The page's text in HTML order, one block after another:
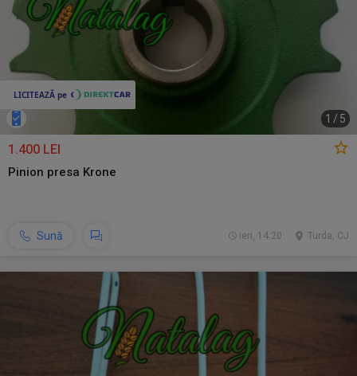
1 / 5
1.400 LEI
Pinion presa Krone
Sună Turda, CJ
ieri, 14:20